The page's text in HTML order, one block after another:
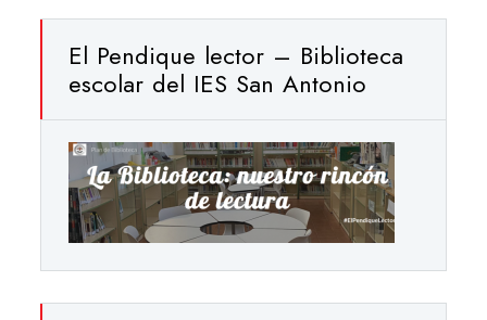
El Pendique lector – Biblioteca
escolar del IES San Antonio